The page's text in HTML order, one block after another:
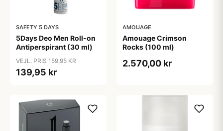
SAFETY 5 DAYS
5Days Deo Men Roll-on
Antiperspirant (30 ml)
VEJL. PRIS 159,95 KR
139,95 kr
AMOUAGE
Amouage Crimson
Rocks (100 ml)
2.570,00 kr